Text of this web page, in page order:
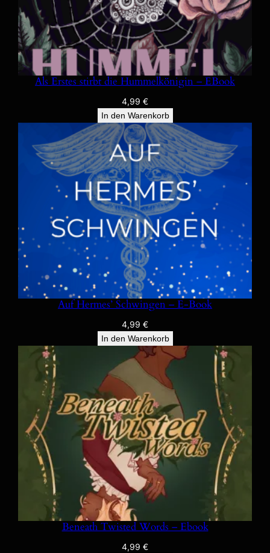
Als Erstes stirbt die Hummelkönigin – EBook
4,99 €
In den Warenkorb
Auf Hermes’ Schwingen – E-Book
4,99 €
In den Warenkorb
Beneath Twisted Words – Ebook
4,99 €